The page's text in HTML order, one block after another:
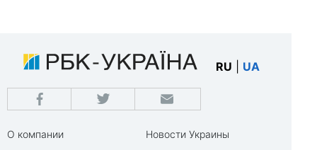
RU UA
О компании
Новости Украины